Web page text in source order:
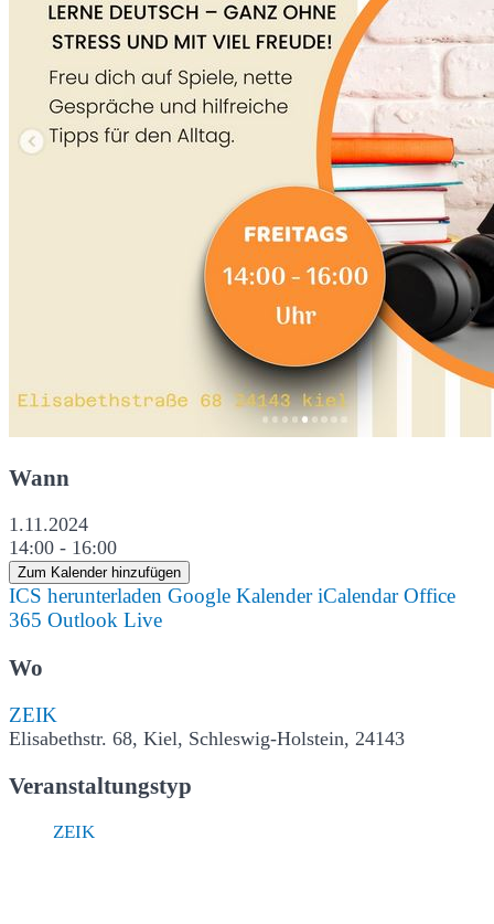
Wann
1.11.2024
14:00 - 16:00
Zum Kalender hinzufügen
ICS herunterladen Google Kalender iCalendar Office
365 Outlook Live
Wo
ZEIK
Elisabethstr. 68, Kiel, Schleswig-Holstein, 24143
Veranstaltungstyp
ZEIK